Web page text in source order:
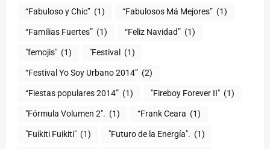
“Fabuloso y Chic” (1) “Fabulosos Má Mejores” (1)
“Familias Fuertes” (1) “Feliz Navidad” (1)
"femojis" (1) "Festival (1)
“Festival Yo Soy Urbano 2014” (2)
“Fiestas populares 2014” (1) "Fireboy Forever II" (1)
"Fórmula Volumen 2". (1) “Frank Ceara (1)
"Fuikiti Fuikiti" (1) "Futuro de la Energía". (1)